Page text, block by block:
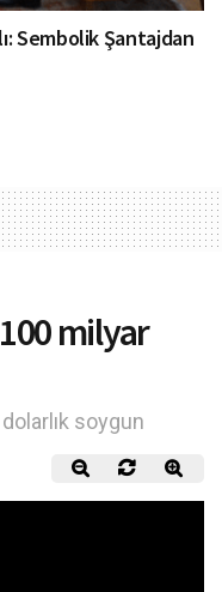
Sembolik Şantajdan
milyar
soygun